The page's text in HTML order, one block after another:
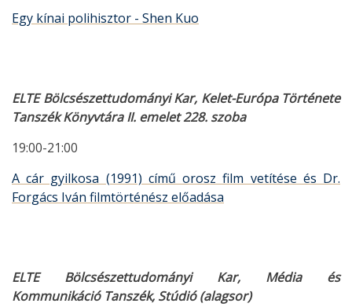
Egy kínai polihisztor - Shen Kuo
ELTE Bölcsészettudományi Kar, Kelet-Európa Története
Tanszék Könyvtára II. emelet 228. szoba
19:00-21:00
A cár gyilkosa (1991) című orosz film vetítése és Dr.
Forgács Iván filmtörténész előadása
ELTE Bölcsészettudományi Kar, Média és
Kommunikáció Tanszék, Stúdió (alagsor)